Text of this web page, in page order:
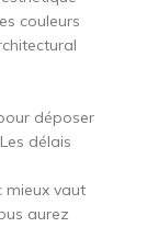
couleurs
déposer
délais
mieux vaut
aurez